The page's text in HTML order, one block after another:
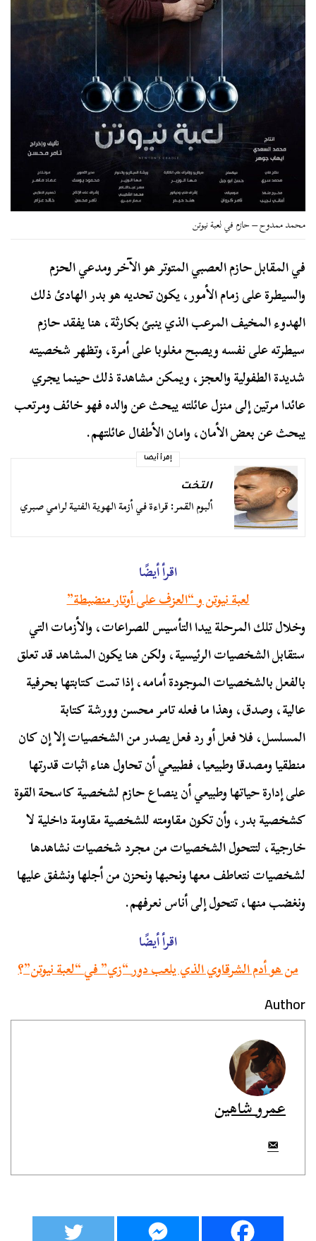
محمد ممدوح – حازم في لعبة نيوتن
في المقابل حازم العصبي المتوتر هو الآخر ومدعي الحزم
والسيطرة على زمام الأمور، يكون تحديه هو بدر الهادئ ذلك
الهدوء المخيف المرعب الذي ينبئ بكارثة، هنا يفقد حازم
سيطرته على نفسه ويصبح مغلوبا على أمرة، وتظهر شخصيته
شديدة الطفولية والعجز، ويمكن مشاهدة ذلك حينما يجري
عائدا مرتين إلى منزل عائلته يبحث عن والده فهو خائف ومرتعب
يبحث عن بعض الأمان، وامان الأطفال عائلتهم.
إقرأ أيضا
التخت
ألبوم القمر: قراءة في أزمة الهوية الفنية لرامي صبري
اقرأ أيضًا
لعبة نيوتن و “العزف على أوتار منضبطة”
وخلال تلك المرحلة يبدا التأسيس للصراعات، والأزمات التي
ستقابل الشخصيات الرئيسية، ولكن هنا يكون المشاهد قد تعلق
بالفعل بالشخصيات الموجودة أمامه، إذا تمت كتابتها بحرفية
عالية، وصدق، وهذا ما فعله تامر محسن وورشة كتابة
المسلسل، فلا فعل أو رد فعل يصدر من الشخصيات إلا إن كان
منطقيا ومصدقا وطبيعيا، فطبيعي أن تحاول هناء اثبات قدرتها
على إدارة حياتها وطبيعي أن ينصاع حازم لشخصية كاسحة القوة
كشخصية بدر، وأن تكون مقاومته للشخصية مقاومة داخلية لا
خارجية، لتتحول الشخصيات من مجرد شخصيات نشاهدها
لشخصيات نتعاطف معها ونحبها ونحزن من أجلها ونشفق عليها
ونغضب منها، تتحول إلى أناس نعرفهم.
اقرأ أيضًا
من هو أدم الشرقاوي الذي يلعب دور “زي” في “لعبة نيوتن”؟
Author
عمرو شاهين